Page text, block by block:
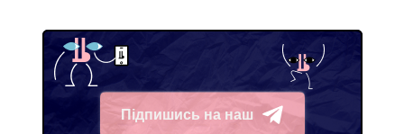
Підпишись на наш
Telegram